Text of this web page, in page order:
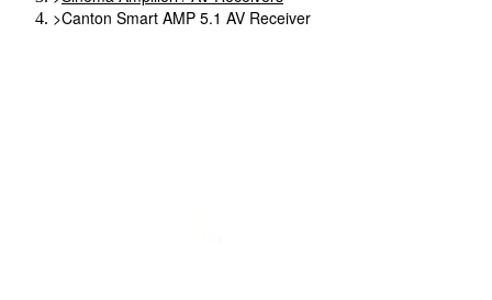
>Canton Smart AMP 5.1 AV Receiver